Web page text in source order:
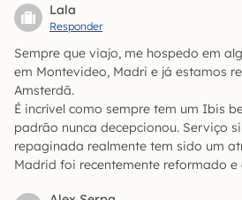
Lala
Responder
Sempre que viajo, me hospedo em
em Montevideo, Madri e já estamos
Amsterdã.
É incrível como sempre tem um Ibis
padrão nunca decepcionou. Serviço
repaginada realmente tem sido um
Madrid foi recentemente reformado e